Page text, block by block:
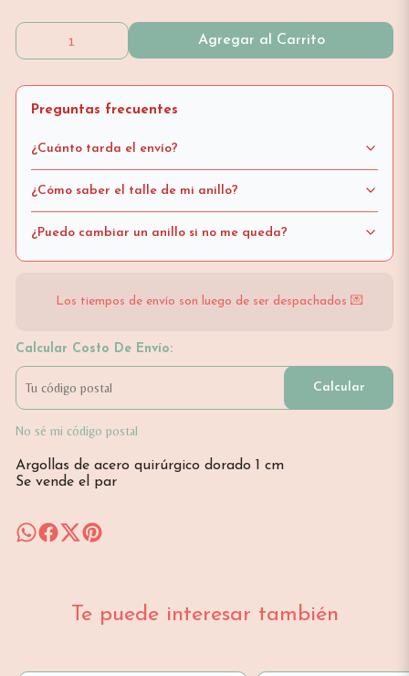
Agregar al Carrito
Preguntas frecuentes
¿Cuánto tarda el envío?
¿Cómo saber el talle de mi anillo?
¿Puedo cambiar un anillo si no me queda?
Los tiempos de envío son luego de ser despachados 💌
Calcular Costo De Envío:
Calcular
No sé mi código postal
Argollas de acero quirúrgico dorado 1 cm
Se vende el par
Te puede interesar también